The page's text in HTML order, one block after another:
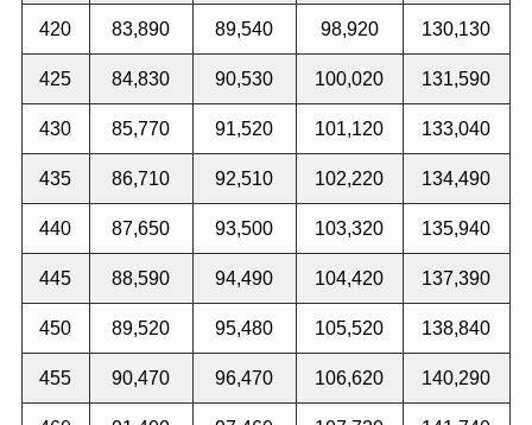
420 83,890 89,540 98,920 130,130
425 84,830 90,530 100,020 131,590
430 85,770 91,520 101,120 133,040
435 86,710 92,510 102,220 134,490
440 87,650 93,500 103,320 135,940
445 88,590 94,490 104,420 137,390
450 89,520 95,480 105,520 138,840
455 90,470 96,470 106,620 140,290